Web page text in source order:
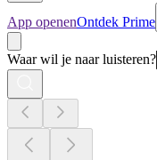
App openenOntdek Prime
Waar wil je naar luisteren?